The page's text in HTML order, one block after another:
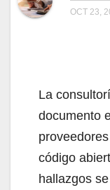
OCT 23,
La
documento
código
hallazgos